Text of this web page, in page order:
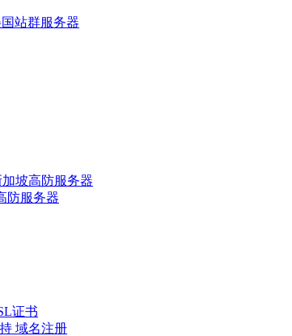
站群服务器
加坡高防服务器
防服务器
证书
域名注册